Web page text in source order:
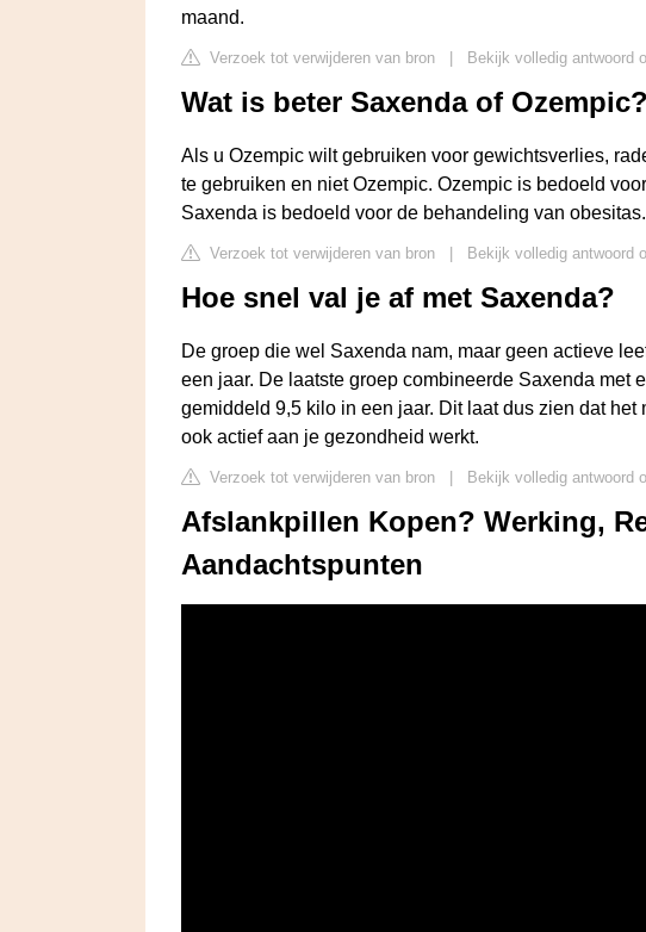
maand.
Verzoek tot verwijderen van bron Bekijk volledig antwoord
Wat is beter Saxenda of Ozempic?
Als u Ozempic wilt gebruiken voor gewichtsverlies,
te gebruiken en niet Ozempic. Ozempic is bedoeld
Saxenda is bedoeld voor de behandeling van obesitas.
Verzoek tot verwijderen van bron Bekijk volledig antwoord
Hoe snel val je af met Saxenda?
De groep die wel Saxenda nam, maar geen actieve
een jaar. De laatste groep combineerde Saxenda met
gemiddeld 9,5 kilo in een jaar. Dit laat dus zien dat
ook actief aan je gezondheid werkt.
Verzoek tot verwijderen van bron Bekijk volledig antwoord
Afslankpillen Kopen? Werking,
Aandachtspunten